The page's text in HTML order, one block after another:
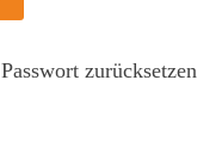
Passwort zurücksetzen